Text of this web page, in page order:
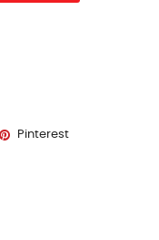
Pinterest